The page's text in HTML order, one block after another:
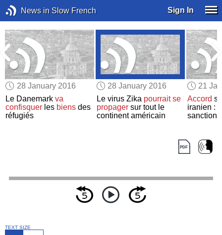
News in Slow French Sign In
28 January 2016
Le Danemarkva
confisquer les biens des
réfugiés
28 January 2016
Le virus Zika pourrait se
propagersur tout le
continent américain
21
Accord
iranien :
TEXT SIZE